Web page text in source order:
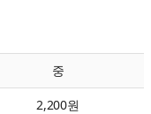
중
2,200원